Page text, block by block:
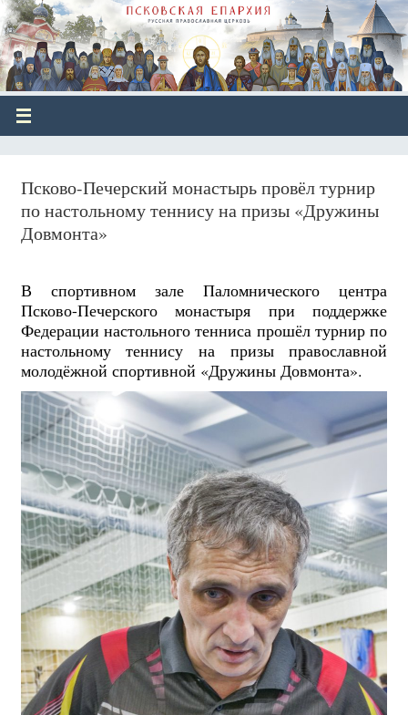
Псково-Печерский монастырь провёл турнир
по настольному теннису на призы «Дружины
Довмонта»
В спортивном зале Паломнического центра
Псково-Печерского монастыря при поддержке
Федерации настольного тенниса прошёл турнир по
настольному теннису на призы православной
молодёжной спортивной «Дружины Довмонта».